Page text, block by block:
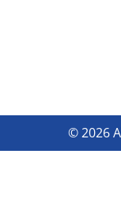
© 2026